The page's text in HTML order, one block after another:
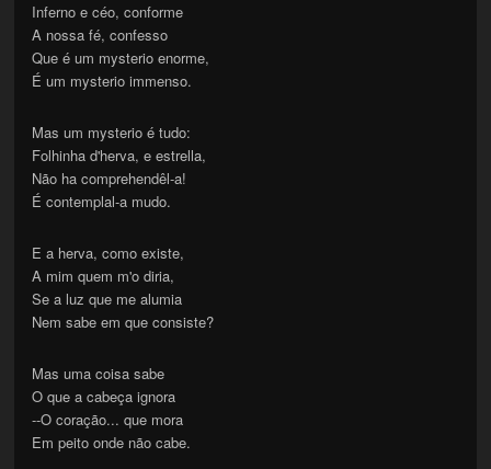
Inferno e céo, conforme
A nossa fé, confesso
Que é um mysterio enorme,
É um mysterio immenso.
Mas um mysterio é tudo:
Folhinha d'herva, e estrella,
Não ha comprehendêl-a!
É contemplal-a mudo.
E a herva, como existe,
A mim quem m'o diria,
Se a luz que me alumia
Nem sabe em que consiste?
Mas uma coisa sabe
O que a cabeça ignora
--O coração... que mora
Em peito onde não cabe.